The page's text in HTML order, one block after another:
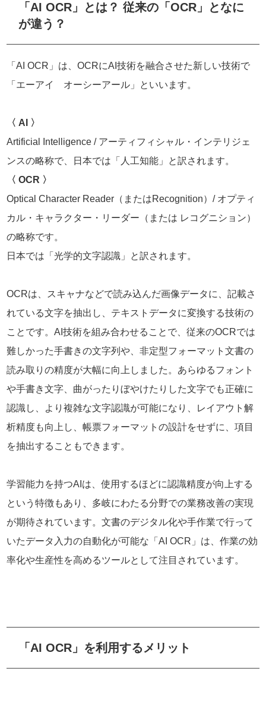
「AI OCR」とは？ 従来の「OCR」となに
が違う？
「AI OCR」は、OCRにAI技術を融合させた新しい技術で
「エーアイ オーシーアール」といいます。
〈 AI 〉
Artificial Intelligence / アーティフィシャル・インテリジェ
ンスの略称で、日本では「人工知能」と訳されます。
〈 OCR 〉
Optical Character Reader（またはRecognition）/ オプティ
カル・キャラクター・リーダー（または レコグニション）
の略称です。
日本では「光学的文字認識」と訳されます。
OCRは、スキャナなどで読み込んだ画像データに、記載さ
れている文字を抽出し、テキストデータに変換する技術の
ことです。AI技術を組み合わせることで、従来のOCRでは
難しかった手書きの文字列や、非定型フォーマット文書の
読み取りの精度が大幅に向上しました。あらゆるフォント
や手書き文字、曲がったりぼやけたりした文字でも正確に
認識し、より複雑な文字認識が可能になり、レイアウト解
析精度も向上し、帳票フォーマットの設計をせずに、項目
を抽出することもできます。
学習能力を持つAIは、使用するほどに認識精度が向上する
という特徴もあり、多岐にわたる分野での業務改善の実現
が期待されています。文書のデジタル化や手作業で行って
いたデータ入力の自動化が可能な「AI OCR」は、作業の効
率化や生産性を高めるツールとして注目されています。
「AI OCR」を利用するメリット